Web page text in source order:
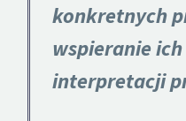
konkretnych
wspieranie
interpretacji